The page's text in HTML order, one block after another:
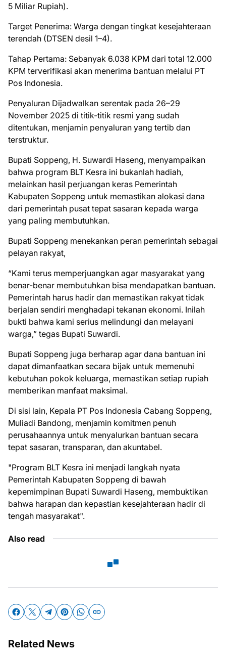
5 Miliar Rupiah).
Target Penerima: Warga dengan tingkat kesejahteraan
terendah (DTSEN desil 1–4).
Tahap Pertama: Sebanyak 6.038 KPM dari total 12.000
KPM terverifikasi akan menerima bantuan melalui PT
Pos Indonesia.
Penyaluran Dijadwalkan serentak pada 26–29
November 2025 di titik-titik resmi yang sudah
ditentukan, menjamin penyaluran yang tertib dan
terstruktur.
Bupati Soppeng, H. Suwardi Haseng, menyampaikan
bahwa program BLT Kesra ini bukanlah hadiah,
melainkan hasil perjuangan keras Pemerintah
Kabupaten Soppeng untuk memastikan alokasi dana
dari pemerintah pusat tepat sasaran kepada warga
yang paling membutuhkan.
Bupati Soppeng menekankan peran pemerintah sebagai
pelayan rakyat,
“Kami terus memperjuangkan agar masyarakat yang
benar-benar membutuhkan bisa mendapatkan bantuan.
Pemerintah harus hadir dan memastikan rakyat tidak
berjalan sendiri menghadapi tekanan ekonomi. Inilah
bukti bahwa kami serius melindungi dan melayani
warga,” tegas Bupati Suwardi.
Bupati Soppeng juga berharap agar dana bantuan ini
dapat dimanfaatkan secara bijak untuk memenuhi
kebutuhan pokok keluarga, memastikan setiap rupiah
memberikan manfaat maksimal.
Di sisi lain, Kepala PT Pos Indonesia Cabang Soppeng,
Muliadi Bandong, menjamin komitmen penuh
perusahaannya untuk menyalurkan bantuan secara
tepat sasaran, transparan, dan akuntabel.
"Program BLT Kesra ini menjadi langkah nyata
Pemerintah Kabupaten Soppeng di bawah
kepemimpinan Bupati Suwardi Haseng, membuktikan
bahwa harapan dan kepastian kesejahteraan hadir di
tengah masyarakat".
Also read
Related News